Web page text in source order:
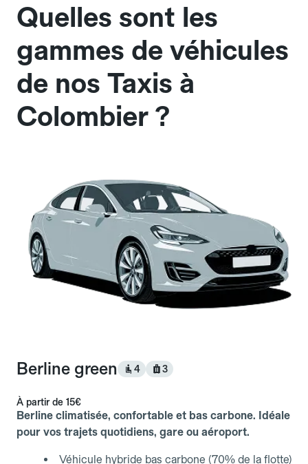
Quelles sont les
gammes de véhicules
de nos Taxis à
Colombier ?
Berline green 4 3
À partir de 15€
Berline climatisée, confortable et bas carbone. Idéale
pour vos trajets quotidiens, gare ou aéroport.
Véhicule hybride bas carbone (70% de la flotte)